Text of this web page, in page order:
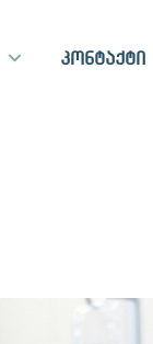
კონტაქტი